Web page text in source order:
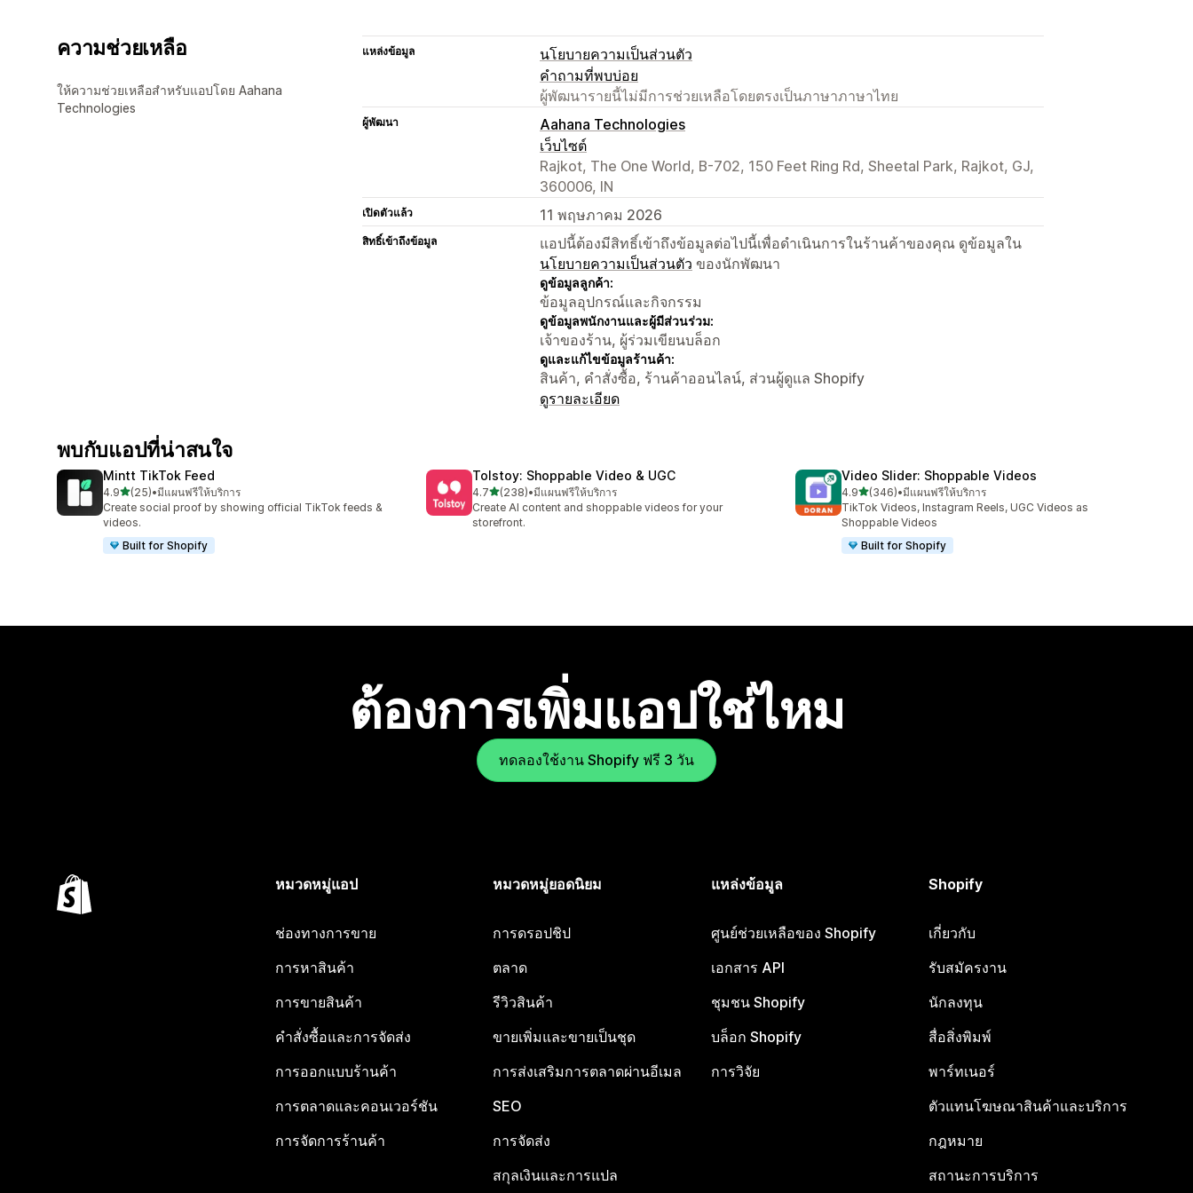
ความช่วยเหลือ
ให้ความช่วยเหลือสำหรับแอปโดย Aahana
Technologies
แหล่งข้อมูล
นโยบายความเป็นส่วนตัว
คำถามที่พบบ่อย
ผู้พัฒนารายนี้ไม่มีการช่วยเหลือโดยตรงเป็นภาษาภาษาไทย
ผู้พัฒนา
Aahana Technologies
เว็บไซต์
Rajkot, The One World, B-702, 150 Feet Ring Rd, Sheetal Park, Rajkot, GJ,
360006, IN
เปิดตัวแล้ว 11 พฤษภาคม 2026
สิทธิ์เข้าถึงข้อมูล
แอปนี้ต้องมีสิทธิ์เข้าถึงข้อมูลต่อไปนี้เพื่อดำเนินการในร้านค้าของคุณ ดูข้อมูลใน
นโยบายความเป็นส่วนตัว ของนักพัฒนา
ดูข้อมูลลูกค้า:
ข้อมูลอุปกรณ์และกิจกรรม
ดูข้อมูลพนักงานและผู้มีส่วนร่วม:
เจ้าของร้าน, ผู้ร่วมเขียนบล็อก
ดูและแก้ไขข้อมูลร้านค้า:
สินค้า, คำสั่งซื้อ, ร้านค้าออนไลน์, ส่วนผู้ดูแล Shopify
ดูรายละเอียด
พบกับแอปที่น่าสนใจ
Mintt TikTok Feed
4.9เต็ม 5 ดาว
(25)
ทั้งหมด 25 รีวิว
•มีแผนฟรีให้บริการ
Create social proof by showing official TikTok feeds &
videos.
Built for Shopify
Tolstoy: Shoppable Video & UGC
4.7เต็ม 5 ดาว
(238)
ทั้งหมด 238 รีวิว
•มีแผนฟรีให้บริการ
Create AI content and shoppable videos for your
storefront.
Video Slider: Shoppable Videos
4.9เต็ม 5 ดาว
(346)
ทั้งหมด 346 รีวิว
•มีแผนฟรีให้บริการ
TikTok Videos, Instagram Reels, UGC Videos as
Shoppable Videos
Built for Shopify
ต้องการเพิ่มแอปใช่ไหม
ทดลองใช้งาน Shopify ฟรี 3 วัน
หมวดหมู่แอป
ช่องทางการขาย
การหาสินค้า
การขายสินค้า
คำสั่งซื้อและการจัดส่ง
การออกแบบร้านค้า
การตลาดและคอนเวอร์ชัน
การจัดการร้านค้า
หมวดหมู่ยอดนิยม
การดรอปชิป
ตลาด
รีวิวสินค้า
ขายเพิ่มและขายเป็นชุด
การส่งเสริมการตลาดผ่านอีเมล
SEO
การจัดส่ง
สกุลเงินและการแปล
แหล่งข้อมูล
ศูนย์ช่วยเหลือของ Shopify
เอกสาร API
ชุมชน Shopify
บล็อก Shopify
การวิจัย
Shopify
เกี่ยวกับ
รับสมัครงาน
นักลงทุน
สื่อสิ่งพิมพ์
พาร์ทเนอร์
ตัวแทนโฆษณาสินค้าและบริการ
กฎหมาย
สถานะการบริการ